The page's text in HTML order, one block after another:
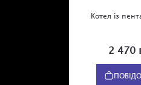
Котел із
2 470